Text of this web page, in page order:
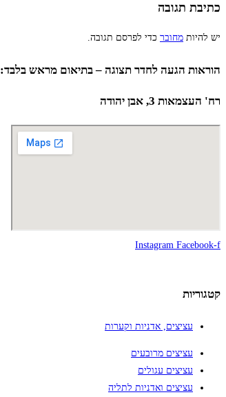
כתיבת תגובה
יש להיות מחובר כדי לפרסם תגובה.
הוראות הגעה לחדר תצוגה – בתיאום מראש בלבד:
רח' העצמאות 3, אבן יהודה
Instagram Facebook-f
קטגוריות
עציצים, אדניות וקערות
עציצים מרובעים
עציצים עגולים
עציצים ואדניות לתליה